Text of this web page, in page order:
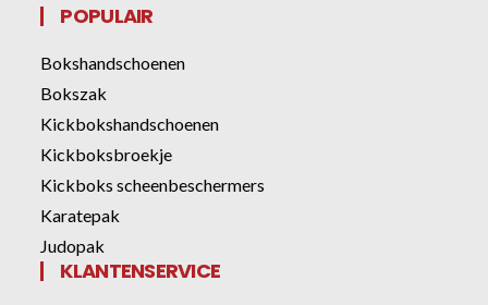
POPULAIR
Bokshandschoenen
Bokszak
Kickbokshandschoenen
Kickboksbroekje
Kickboks scheenbeschermers
Karatepak
Judopak
KLANTENSERVICE